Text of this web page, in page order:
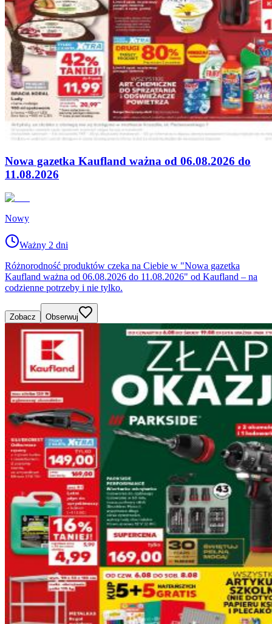
Nowa gazetka Kaufland ważna od 06.08.2026 do
11.08.2026
Nowy
Ważny 2 dni
Różnorodność produktów czeka na Ciebie w "Nowa gazetka
Kaufland ważna od 06.08.2026 do 11.08.2026" od Kaufland – na
codzienne potrzeby i nie tylko.
Zobacz Obserwuj